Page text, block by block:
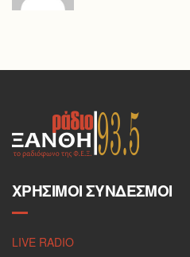
ΧΡΉΣΙΜΟΙ ΣΎΝΔΕΣΜΟΙ
LIVE RADIO